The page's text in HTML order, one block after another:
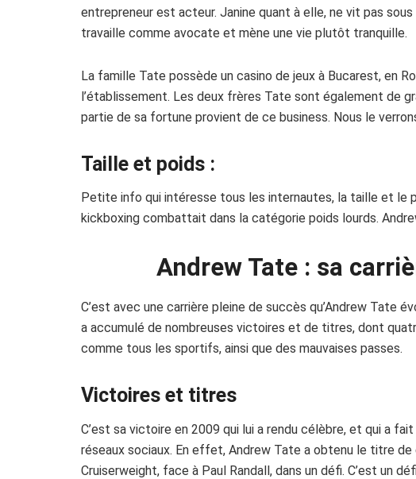
entrepreneur est acteur. Janine quant à elle, ne vit pas
travaille comme avocate et mène une vie plutôt tranquille.
La famille Tate possède un casino de jeux à Bucarest, en
l’établissement. Les deux frères Tate sont également de
partie de sa fortune provient de ce business. Nous le
Taille et poids :
Petite info qui intéresse tous les internautes, la taille et le
kickboxing combattait dans la catégorie poids lourds.
Andrew Tate : sa
C’est avec une carrière pleine de succès qu’Andrew Tate
a accumulé de nombreuses victoires et de titres, dont
comme tous les sportifs, ainsi que des mauvaises passes.
Victoires et titres
C’est sa victoire en 2009 qui lui a rendu célèbre, et qui a
réseaux sociaux. En effet, Andrew Tate a obtenu le titre de
Cruiserweight, face à Paul Randall, dans un défi. C’est un